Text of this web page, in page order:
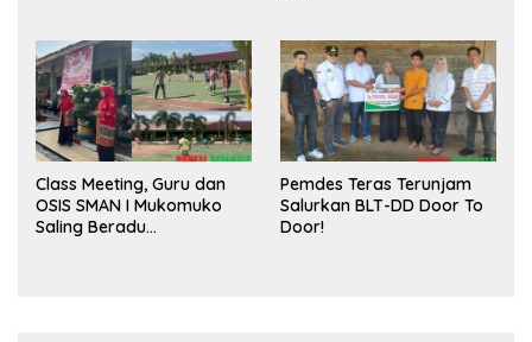
Class Meeting, Guru dan
OSIS SMAN I Mukomuko
Saling Beradu
Pemdes Teras Terunjam
Salurkan BLT-DD Door To
Door!